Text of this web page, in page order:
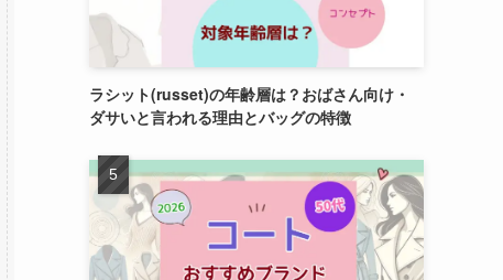
ラシット(russet)の年齢層は？おばさん向け・
ダサいと言われる理由とバッグの特徴